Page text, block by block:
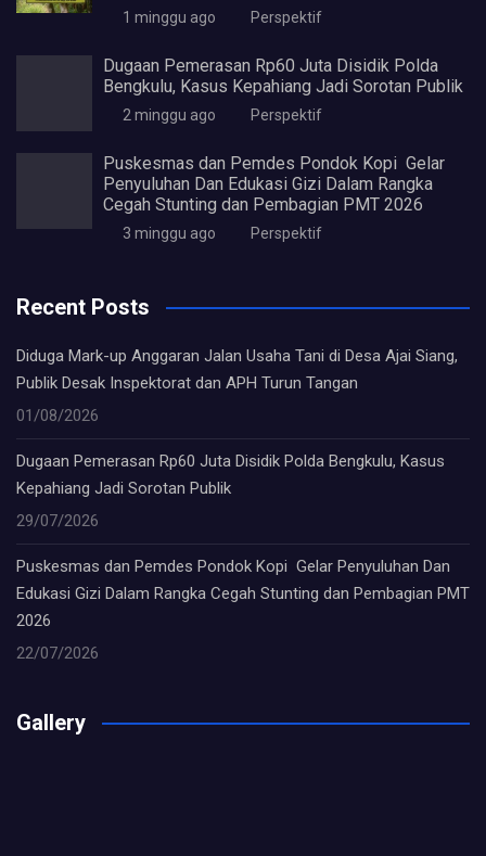
1 minggu ago Perspektif
Dugaan Pemerasan Rp60 Juta Disidik Polda
Bengkulu, Kasus Kepahiang Jadi Sorotan Publik
2 minggu ago Perspektif
Puskesmas dan Pemdes Pondok Kopi Gelar
Penyuluhan Dan Edukasi Gizi Dalam Rangka
Cegah Stunting dan Pembagian PMT 2026
3 minggu ago Perspektif
Recent Posts
Diduga Mark-up Anggaran Jalan Usaha Tani di Desa Ajai Siang,
Publik Desak Inspektorat dan APH Turun Tangan
01/08/2026
Dugaan Pemerasan Rp60 Juta Disidik Polda Bengkulu, Kasus
Kepahiang Jadi Sorotan Publik
29/07/2026
Puskesmas dan Pemdes Pondok Kopi Gelar Penyuluhan Dan
Edukasi Gizi Dalam Rangka Cegah Stunting dan Pembagian PMT
2026
22/07/2026
Gallery